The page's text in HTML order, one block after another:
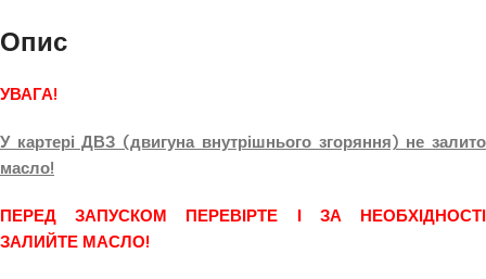
Опис
УВАГА!
У картері ДВЗ (двигуна внутрішнього згоряння) не залито
масло!
ПЕРЕД ЗАПУСКОМ ПЕРЕВІРТЕ І ЗА НЕОБХІДНОСТІ
ЗАЛИЙТЕ МАСЛО!